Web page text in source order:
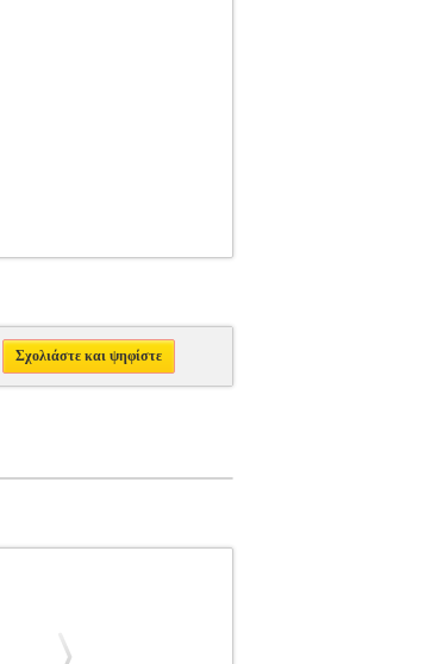
Σχολιάστε και ψηφίστε